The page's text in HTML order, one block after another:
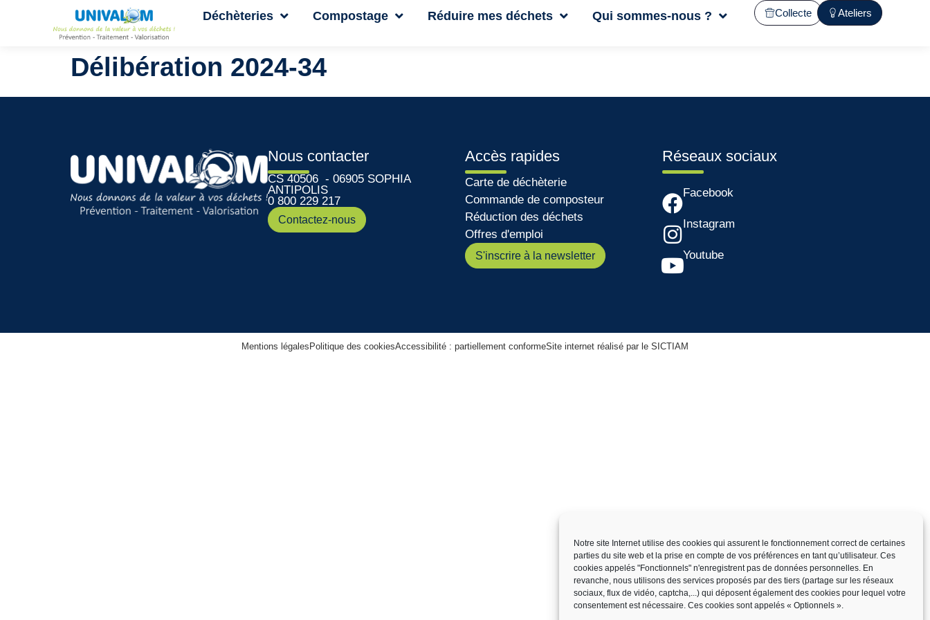
Notre site Internet utilise des cookies qui assurent le fonctionnement correct de certaines
parties du site web et la prise en compte de vos préférences en tant qu’utilisateur. Ces
cookies appelés "Fonctionnels" n'enregistrent pas de données personnelles. En
revanche, nous utilisons des services proposés par des tiers (partage sur les réseaux
sociaux, flux de vidéo, captcha,...) qui déposent également des cookies pour lequel votre
consentement est nécessaire. Ces cookies sont appelés « Optionnels ».
Déchèteries Compostage Réduire mes déchets Qui sommes-nous ? Collecte Ateliers
Délibération 2024-34
Nous contacter
CS 40506 - 06905 SOPHIA
ANTIPOLIS
0 800 229 217
Contactez-nous
Accès rapides
Carte de déchèterie
Commande de composteur
Réduction des déchets
Offres d'emploi
S'inscrire à la newsletter
Réseaux sociaux
Facebook
Instagram
Youtube
Mentions légales Politique des cookiesAccessibilité : partiellement conformeSite internet réalisé par le SICTIAM